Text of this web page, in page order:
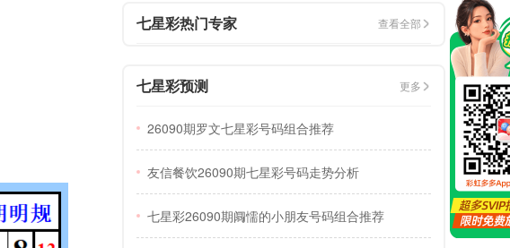
七星彩热门专家 查看全部
七星彩预测 更多
26090期罗文七星彩号码组合推荐
友信餐饮26090期七星彩号码走势分析
七星彩26090期阘懦的小朋友号码组合推荐